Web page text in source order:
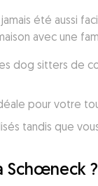
été aussi
avec une
dog sitters de
pour votre
tandis que
Schœneck ?